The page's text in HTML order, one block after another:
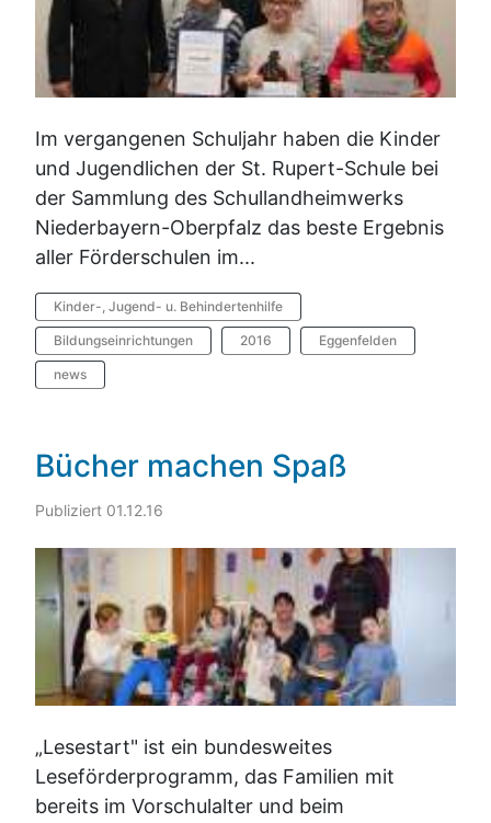
Im vergangenen Schuljahr haben die Kinder
und Jugendlichen der St. Rupert-Schule bei
der Sammlung des Schullandheimwerks
Niederbayern-Oberpfalz das beste Ergebnis
aller Förderschulen im...
Kinder-, Jugend- u. Behindertenhilfe
Bildungseinrichtungen 2016 Eggenfelden
news
Bücher machen Spaß
Publiziert 01.12.16
„Lesestart" ist ein bundesweites
Leseförderprogramm, das Familien mit
bereits im Vorschulalter und beim